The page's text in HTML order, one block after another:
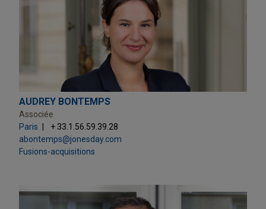
AUDREY BONTEMPS
Associée
Paris
+ 33.1.56.59.39.28
abontemps@jonesday.com
Fusions-acquisitions